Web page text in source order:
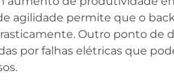
agilidade permite que o
Outro ponto de
por falhas elétricas que